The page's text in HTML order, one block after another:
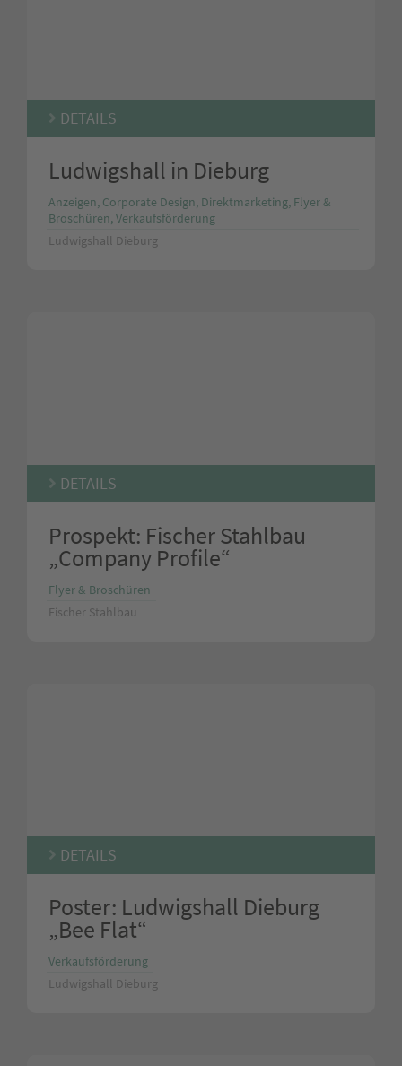
DETAILS
Ludwigshall in Dieburg
Anzeigen, Corporate Design, Direktmarketing, Flyer &
Broschüren, Verkaufsförderung
Ludwigshall Dieburg
DETAILS
Prospekt: Fischer Stahlbau
„Company Profile“
Flyer & Broschüren
Fischer Stahlbau
DETAILS
Poster: Ludwigshall Dieburg
„Bee Flat“
Verkaufsförderung
Ludwigshall Dieburg